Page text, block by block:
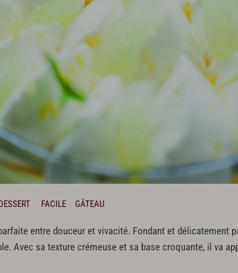
FACILE GÂTEAU
entre douceur et vivacité. Fondant et délicatement
Avec sa texture crémeuse et sa base croquante, il va